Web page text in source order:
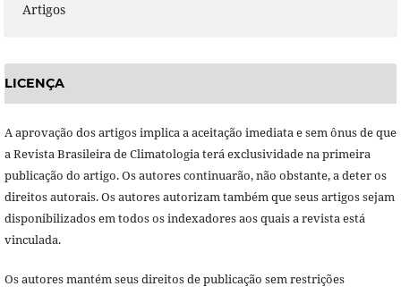
Artigos
LICENÇA
A aprovação dos artigos implica a aceitação imediata e sem ônus de que
a Revista Brasileira de Climatologia terá exclusividade na primeira
publicação do artigo. Os autores continuarão, não obstante, a deter os
direitos autorais. Os autores autorizam também que seus artigos sejam
disponibilizados em todos os indexadores aos quais a revista está
vinculada.
Os autores mantém seus direitos de publicação sem restrições